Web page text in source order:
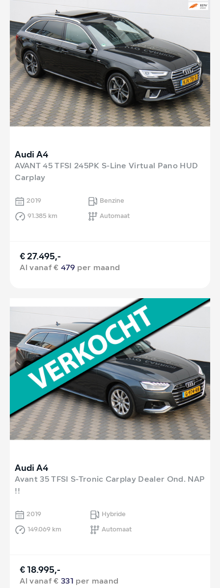
Audi A4
AVANT 45 TFSI 245PK S-Line Virtual Pano HUD
Carplay
2019
Benzine
91.385 km
Automaat
€ 27.495,-
Al vanaf €479 per maand
Audi A4
Avant 35 TFSI S-Tronic Carplay Dealer Ond. NAP
!!
2019
Hybride
149.069 km
Automaat
€ 18.995,-
Al vanaf €331 per maand